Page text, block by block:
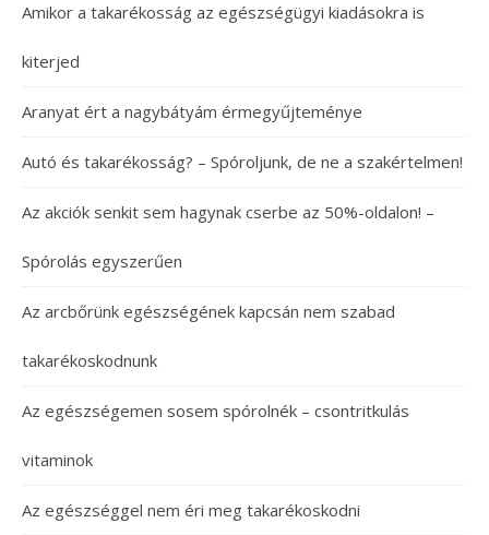
Amikor a takarékosság az egészségügyi kiadásokra is
kiterjed
Aranyat ért a nagybátyám érmegyűjteménye
Autó és takarékosság? – Spóroljunk, de ne a szakértelmen!
Az akciók senkit sem hagynak cserbe az 50%-oldalon! –
Spórolás egyszerűen
Az arcbőrünk egészségének kapcsán nem szabad
takarékoskodnunk
Az egészségemen sosem spórolnék – csontritkulás
vitaminok
Az egészséggel nem éri meg takarékoskodni